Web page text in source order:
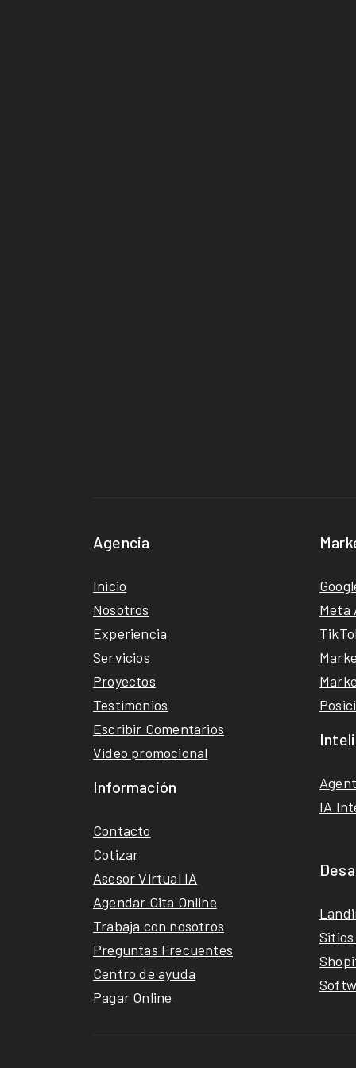
Agencia
Inicio
Nosotros
Experiencia
Servicios
Proyectos
Testimonios
Escribir Comentarios
Video promocional
Información
Contacto
Cotizar
Asesor Virtual IA
Agendar Cita Online
Trabaja con nosotros
Preguntas Frecuentes
Centro de ayuda
Pagar Online
Meta
IA